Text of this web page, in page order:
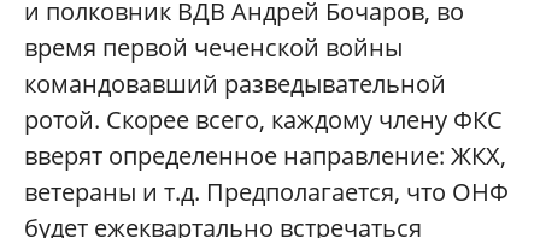
и полковник ВДВ Андрей Бочаров, во
время первой чеченской войны
командовавший разведывательной
ротой. Скорее всего, каждому члену ФКС
вверят определенное направление: ЖКХ,
ветераны и т.д. Предполагается, что ОНФ
будет ежеквартально встречаться